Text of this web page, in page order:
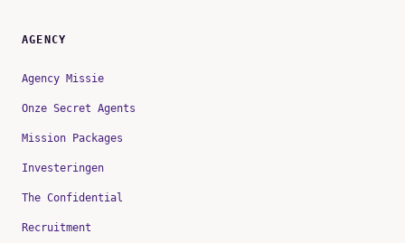
AGENCY
Agency Missie
Onze Secret Agents
Mission Packages
Investeringen
The Confidential
Recruitment